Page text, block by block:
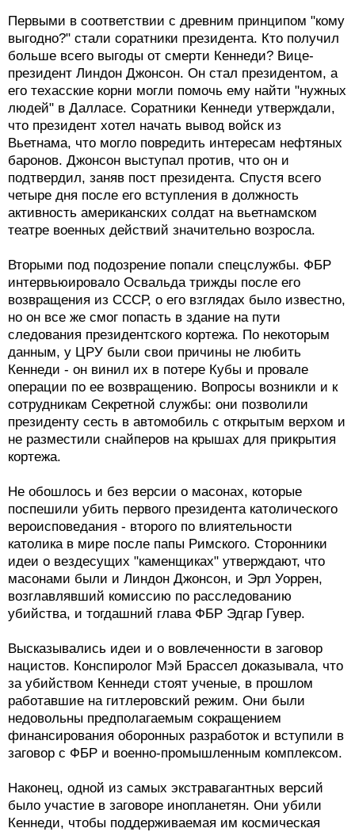
Первыми в соответствии с древним принципом "кому
выгодно?" стали соратники президента. Кто получил
больше всего выгоды от смерти Кеннеди? Вице-
президент Линдон Джонсон. Он стал президентом, а
его техасские корни могли помочь ему найти "нужных
людей" в Далласе. Соратники Кеннеди утверждали,
что президент хотел начать вывод войск из
Вьетнама, что могло повредить интересам нефтяных
баронов. Джонсон выступал против, что он и
подтвердил, заняв пост президента. Спустя всего
четыре дня после его вступления в должность
активность американских солдат на вьетнамском
театре военных действий значительно возросла.
Вторыми под подозрение попали спецслужбы. ФБР
интервьюировало Освальда трижды после его
возвращения из СССР, о его взглядах было известно,
но он все же смог попасть в здание на пути
следования президентского кортежа. По некоторым
данным, у ЦРУ были свои причины не любить
Кеннеди - он винил их в потере Кубы и провале
операции по ее возвращению. Вопросы возникли и к
сотрудникам Секретной службы: они позволили
президенту сесть в автомобиль с открытым верхом и
не разместили снайперов на крышах для прикрытия
кортежа.
Не обошлось и без версии о масонах, которые
поспешили убить первого президента католического
вероисповедания - второго по влиятельности
католика в мире после папы Римского. Сторонники
идеи о вездесущих "каменщиках" утверждают, что
масонами были и Линдон Джонсон, и Эрл Уоррен,
возглавлявший комиссию по расследованию
убийства, и тогдашний глава ФБР Эдгар Гувер.
Высказывались идеи и о вовлеченности в заговор
нацистов. Конспиролог Мэй Брассел доказывала, что
за убийством Кеннеди стоят ученые, в прошлом
работавшие на гитлеровский режим. Они были
недовольны предполагаемым сокращением
финансирования оборонных разработок и вступили в
заговор с ФБР и военно-промышленным комплексом.
Наконец, одной из самых экстравагантных версий
было участие в заговоре инопланетян. Они убили
Кеннеди, чтобы поддерживаемая им космическая